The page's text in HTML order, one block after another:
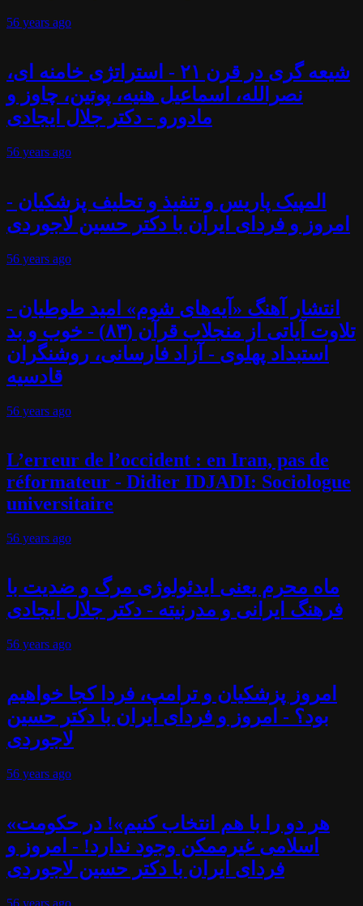
56 years ago
شیعه گری در قرن ۲۱ - استراتژی خامنه ای،
نصرالله، اسماعیل هنیه، پوتین، چاوز و
مادورو - دکتر جلال ایجادی
56 years ago
المپیک پاریس و تنفیذ و تحلیف پزشکیان -
امروز و فردای ایران با دکتر حسین لاجوردی
56 years ago
انتشار آهنگ «آیه‌های شوم» امید طوطیان -
تلاوت آیاتی از منجلاب قرآن (۸۳) - خوب و بد
استبداد پهلوی - آزاد فارسانی، روشنگران
قادسیه
56 years ago
L’erreur de l’occident : en Iran, pas de
réformateur - Didier IDJADI: Sociologue
universitaire
56 years ago
ماه محرم یعنی ایدئولوژی مرگ و ضدیت با
فرهنگ ایرانی و مدرنیته - دکتر جلال ایجادی
56 years ago
امروز پزشکیان و ترامپ، فردا کجا خواهیم
بود؟ - امروز و فردای ایران با دکتر حسین
لاجوردی
56 years ago
«هر دو را با هم انتخاب کنیم»! در حکومت
اسلامی غیرممکن وجود ندارد! - امروز و
فردای ایران با دکتر حسین لاجوردی
56 years ago